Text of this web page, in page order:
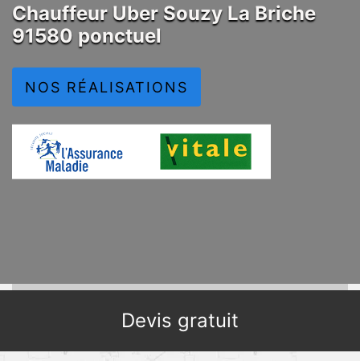
Chauffeur Uber Souzy La Briche
91580 ponctuel
NOS RÉALISATIONS
Devis gratuit